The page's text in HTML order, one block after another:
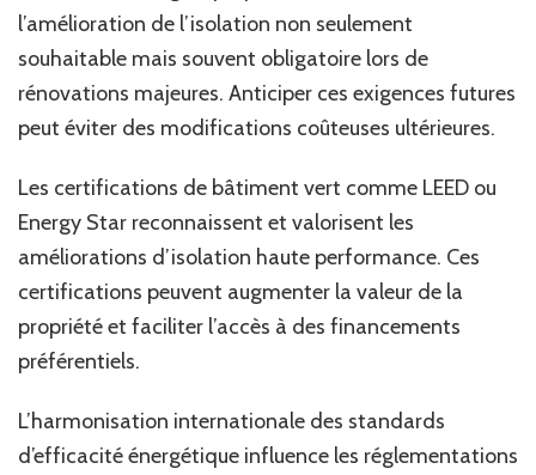
l’amélioration de l’isolation non seulement
souhaitable mais souvent obligatoire lors de
rénovations majeures. Anticiper ces exigences futures
peut éviter des modifications coûteuses ultérieures.
Les certifications de bâtiment vert comme LEED ou
Energy Star reconnaissent et valorisent les
améliorations d’isolation haute performance. Ces
certifications peuvent augmenter la valeur de la
propriété et faciliter l’accès à des financements
préférentiels.
L’harmonisation internationale des standards
d’efficacité énergétique influence les réglementations